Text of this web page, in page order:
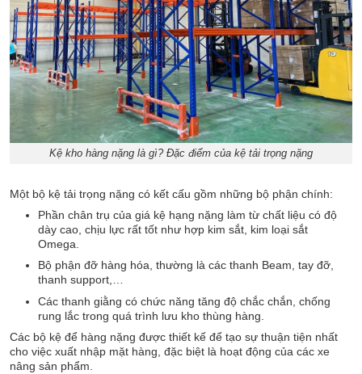
Kệ kho hàng nặng là gì? Đặc điểm của kệ tải trọng nặng
Một bộ kệ tải trọng nặng có kết cấu gồm những bộ phận chính:
Phần chân trụ của giá kệ hạng nặng làm từ chất liệu có độ
dày cao, chịu lực rất tốt như hợp kim sắt, kim loại sắt
Omega.
Bộ phận đỡ hàng hóa, thường là các thanh Beam, tay đỡ,
thanh support,…
Các thanh giằng có chức năng tăng độ chắc chắn, chống
rung lắc trong quá trình lưu kho thùng hàng.
Các bộ kệ để hàng nặng được thiết kế để tạo sự thuận tiện nhất
cho việc xuất nhập mặt hàng, đặc biệt là hoạt động của các xe
nâng sản phẩm.